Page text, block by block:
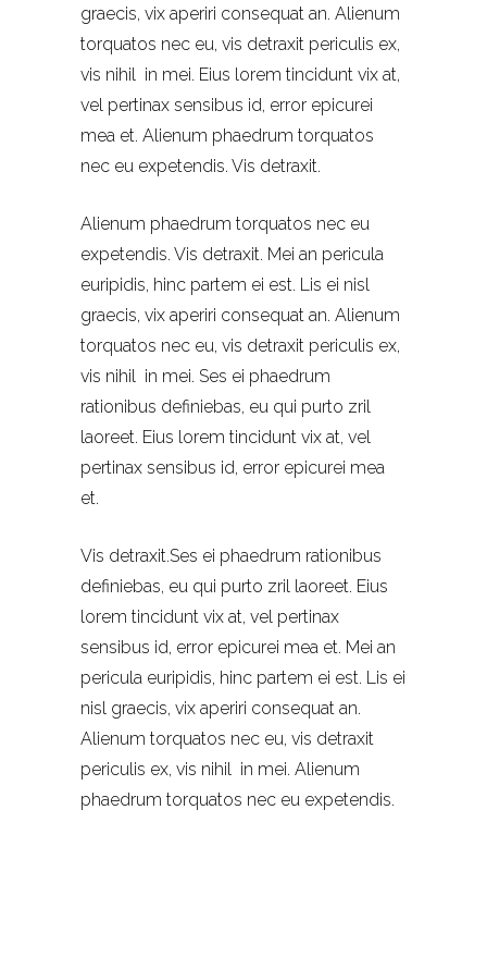
graecis, vix aperiri consequat an. Alienum
torquatos nec eu, vis detraxit periculis ex,
vis nihil in mei. Eius lorem tincidunt vix at,
vel pertinax sensibus id, error epicurei
mea et. Alienum phaedrum torquatos
nec eu expetendis. Vis detraxit.
Alienum phaedrum torquatos nec eu
expetendis. Vis detraxit. Mei an pericula
euripidis, hinc partem ei est. Lis ei nisl
graecis, vix aperiri consequat an. Alienum
torquatos nec eu, vis detraxit periculis ex,
vis nihil in mei. Ses ei phaedrum
rationibus definiebas, eu qui purto zril
laoreet. Eius lorem tincidunt vix at, vel
pertinax sensibus id, error epicurei mea
et.
Vis detraxit.Ses ei phaedrum rationibus
definiebas, eu qui purto zril laoreet. Eius
lorem tincidunt vix at, vel pertinax
sensibus id, error epicurei mea et. Mei an
pericula euripidis, hinc partem ei est. Lis ei
nisl graecis, vix aperiri consequat an.
Alienum torquatos nec eu, vis detraxit
periculis ex, vis nihil in mei. Alienum
phaedrum torquatos nec eu expetendis.